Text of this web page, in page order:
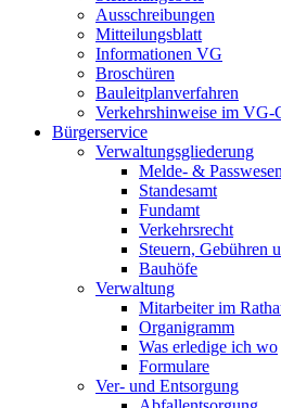
Ausschreibungen
Mitteilungsblatt
Informationen VG
Broschüren
Bauleitplanverfahren
Verkehrshinweise im VG-
Bürgerservice
Verwaltungsgliederung
Melde- & Passwesen
Standesamt
Fundamt
Verkehrsrecht
Steuern, Gebühren
Bauhöfe
Verwaltung
Mitarbeiter im
Organigramm
Was erledige ich wo
Formulare
Ver- und Entsorgung